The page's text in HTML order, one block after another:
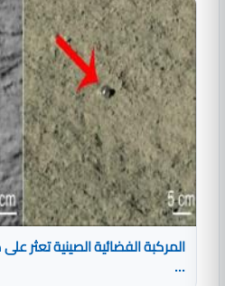
المركبة الفضائية الصينية تعثر
...